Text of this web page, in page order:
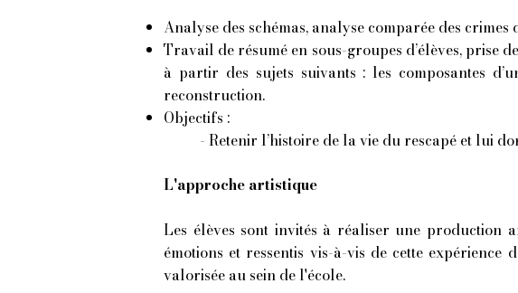
Analyse des schémas, analyse comparée des crimes
Travail de résumé en sous-groupes d’élèves, prise
à partir des sujets suivants : les composantes
reconstruction.
Objectifs :
- Retenir l’histoire de la vie du rescapé et lui
L'approche artistique
Les élèves sont invités à réaliser une production
émotions et ressentis vis-à-vis de cette
valorisée au sein de l'école.